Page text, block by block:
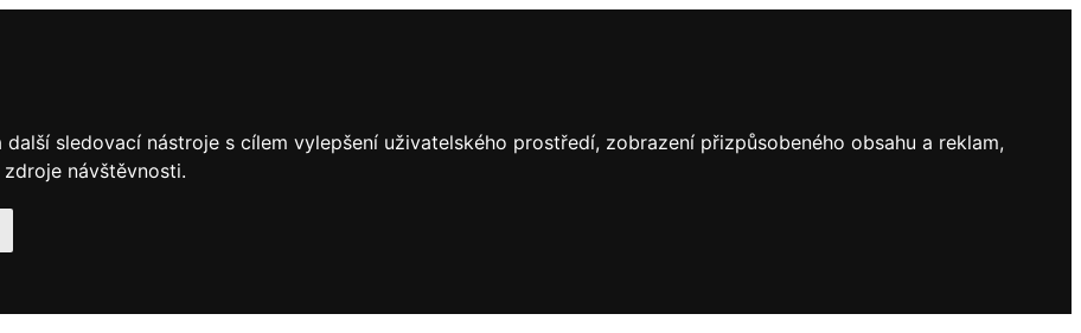
sledovací nástroje s cílem vylepšení uživatelského prostředí, zobrazení přizpůsobeného obsahu a reklam,
návštěvnosti.